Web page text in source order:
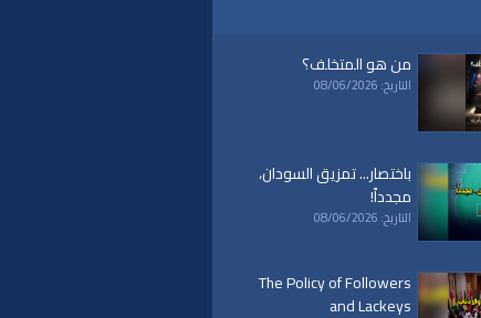
من هو المتخلف؟
التاريخ: 08/06/2026
باختصار... تمزيق السودان،
مجدداً!
التاريخ: 08/06/2026
The Policy of Followers
and Lackeys